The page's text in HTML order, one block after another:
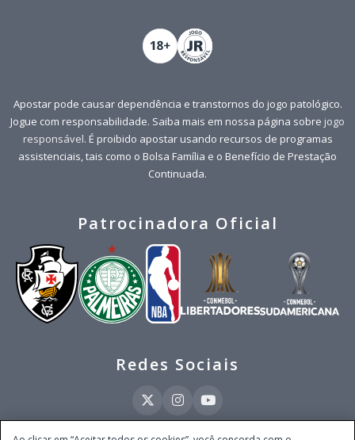
Apostar pode causar dependência e transtornos do jogo patológico.
Jogue com responsabilidade. Saiba mais em nossa página sobre jogo
responsável. É proibido apostar usando recursos de programas
assistenciais, tais como o Bolsa Família e o Benefício de Prestação
Continuada.
Patrocinadora Oficial
Redes Sociais